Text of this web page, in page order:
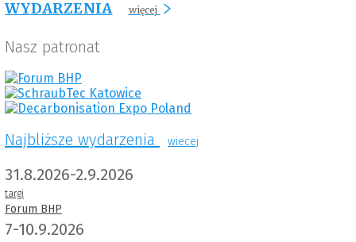
WYDARZENIA więcej
Nasz patronat
Najbliższe wydarzenia wiecej
31.8.2026-2.9.2026
targi
Forum BHP
7-10.9.2026